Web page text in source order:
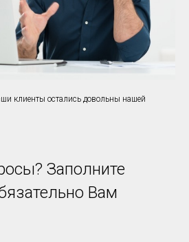
клиенты остались довольны нашей
Заполните
Вам